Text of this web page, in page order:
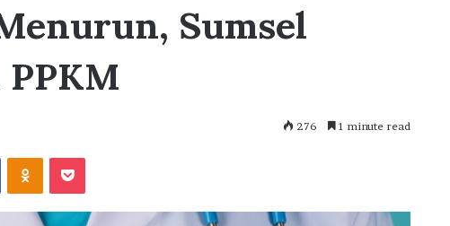
Sumsel
276 1 minute read
VKontakteOdnoklassniki
Pocket